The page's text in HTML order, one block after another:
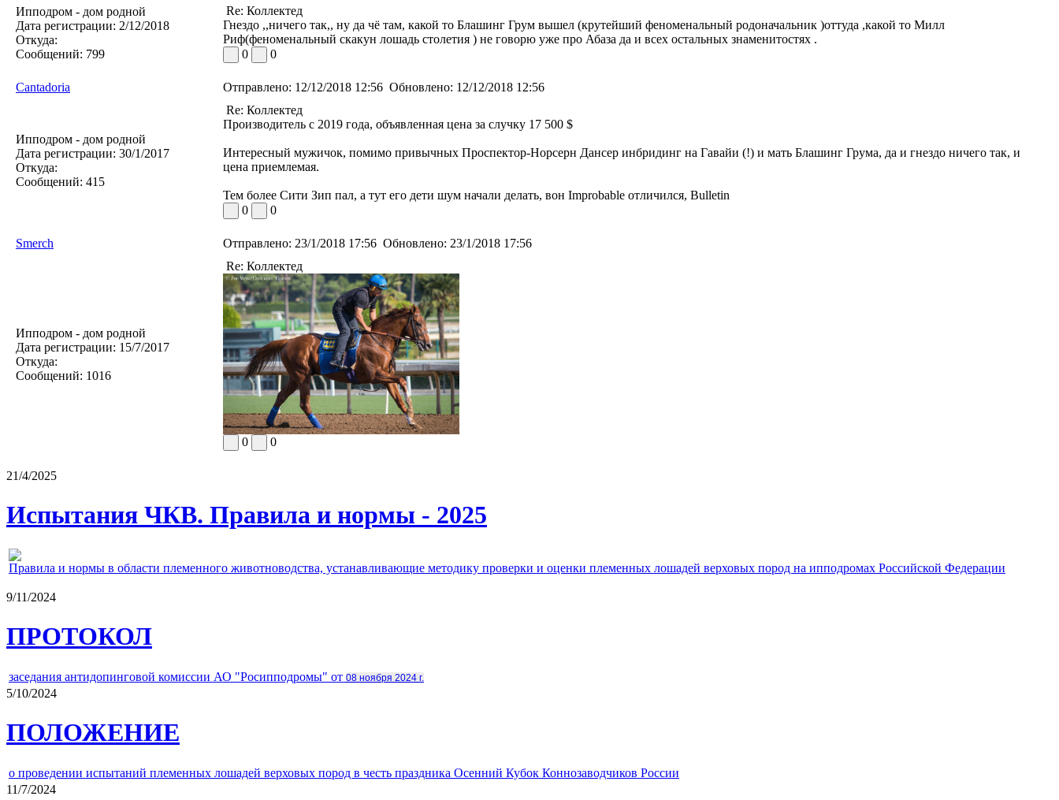
Ипподром - дом родной
Дата регистрации: 2/12/2018
Откуда:
Сообщений: 799
Re: Коллектед
Гнездо ,,ничего так,, ну да чё там, какой то Блашинг Грум вышел (крутейший феноменальный родоначальник )оттуда ,какой то Милл
Риф(феноменальный скакун лошадь столетия ) не говорю уже про Абаза да и всех остальных знаменитостях .
0
0
Cantadoria Отправлено: 12/12/2018 12:56 Обновлено: 12/12/2018 12:56
Ипподром - дом родной
Дата регистрации: 30/1/2017
Откуда:
Сообщений: 415
Re: Коллектед
Производитель с 2019 года, объявленная цена за случку 17 500 $
Интересный мужичок, помимо привычных Проспектор-Норсерн Дансер инбридинг на Гавайи (!) и мать Блашинг Грума, да и гнездо ничего так, и
цена приемлемая.
Тем более Сити Зип пал, а тут его дети шум начали делать, вон Improbable отличился, Bulletin
0
0
Smerch Отправлено: 23/1/2018 17:56 Обновлено: 23/1/2018 17:56
Ипподром - дом родной
Дата регистрации: 15/7/2017
Откуда:
Сообщений: 1016
Re: Коллектед
0 0
21/4/2025
Испытания ЧКВ. Правила и нормы - 2025
Правила и нормы в области племенного животноводства, устанавливающие методику проверки и оценки племенных лошадей верховых пород на ипподромах Российской Федерации
9/11/2024
ПРОТОКОЛ
заседания антидопинговой комиссии АО "Росипподромы" от 08 ноября 2024 г.
5/10/2024
ПОЛОЖЕНИЕ
о проведении испытаний племенных лошадей верховых пород в честь праздника Осенний Кубок Коннозаводчиков России
11/7/2024